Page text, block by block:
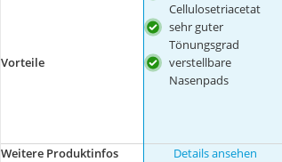
Vorteile
Cellulosetriacetat
sehr guter
Tönungsgrad
verstellbare
Nasenpads
Weitere Produktinfos Details ansehen